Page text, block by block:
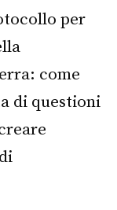
per
come
di questioni